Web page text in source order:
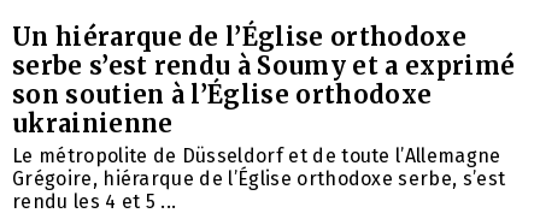
Un hiérarque de l’Église orthodoxe
serbe s’est rendu à Soumy et a exprimé
son soutien à l’Église orthodoxe
ukrainienne
Le métropolite de Düsseldorf et de toute l’Allemagne
Grégoire, hiérarque de l’Église orthodoxe serbe, s’est
rendu les 4 et 5 ...